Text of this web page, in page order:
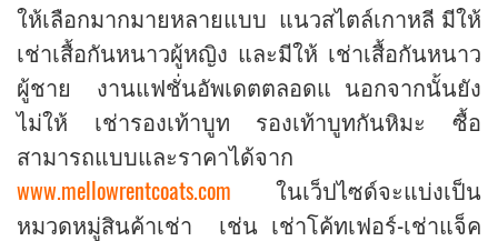
ให้เลือกมากมายหลายแบบ แนวสไตล์เกาหลี มีให้
เช่าเสื้อกันหนาวผู้หญิง และมีให้ เช่าเสื้อกันหนาว
ผู้ชาย งานแฟชั่นอัพเดตตลอดแ นอกจากนั้นยัง
ไม่ให้ เช่ารองเท้าบูท รองเท้าบูทกันหิมะ ซื้อ
สามารถแบบและราคาได้จาก
www.mellowrentcoats.com ในเว็ปไซด์จะแบ่งเป็น
หมวดหมู่สินค้าเช่า เช่น เช่าโค้ทเฟอร์-เช่าแจ็ค